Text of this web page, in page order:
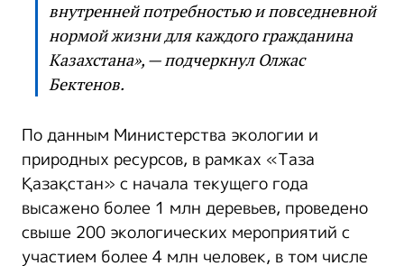
внутренней потребностью и повседневной
нормой жизни для каждого гражданина
Казахстана», — подчеркнул Олжас
Бектенов.
По данным Министерства экологии и
природных ресурсов, в рамках «Таза
Қазақстан» с начала текущего года
высажено более 1 млн деревьев, проведено
свыше 200 экологических мероприятий с
участием более 4 млн человек, в том числе